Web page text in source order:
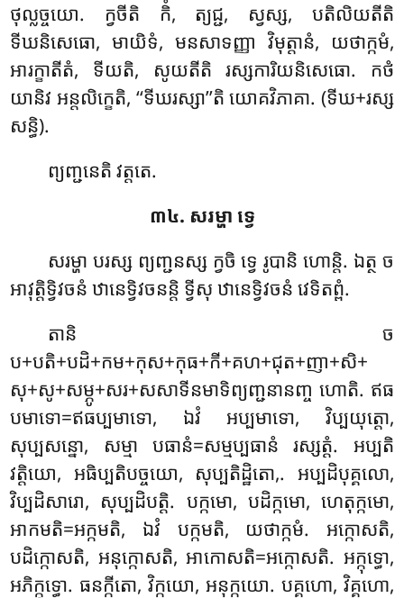
ថុល្លច្ចយោ. ក្វចីតិ កិំ, ត្យជ្ជ, ស្វស្ស, បតិលិយតីតិ
ទីឃនិសេធោ, មាយិទំ, មនសាទញ្ញា វិមុត្តានំ, យថាក្កមំ,
អារក្ខាតីតំ, ទីយតិ, សូយតីតិ រស្សការិយនិសេធោ. កថំ
យានិវ អន្តលិក្ខេតិ, ‘‘ទីឃរស្សា’’តិ យោគវិភាគា. (ទីឃ+រស្ស
សន្ធិ).
ព្យញ្ជនេតិ វត្តតេ.
៣៤. សរម្ហា ទ្វេ
សរម្ហា បរស្ស ព្យញ្ជនស្ស ក្វចិ ទ្វេ រូបានិ ហោន្តិ. ឯត្ថ ច
អាវុត្តិទ្វិវចនំ ឋានេទ្វិវចនន្តិ ទ្វីសុ ឋានេទ្វិវចនំ វេទិតព្ពំ.
តានិ ច
ប+បតិ+បដិ+កម+កុស+កុធ+កី+គហ+ជុត+ញា+សិ+
សុ+សូ+សម្ភូ+សរ+សសាទីនមាទិព្យញ្ជនានញ្ច ហោតិ. ឥធ
បមាទោ=ឥធប្បមាទោ, ឯវំ អប្បមាទោ, វិប្បយុត្តោ,
សុប្បសន្នោ, សម្មា បធានំ=សម្មប្បធានំ រស្សត្តំ. អប្បតិ
វត្តិយោ, អធិប្បតិបច្ចយោ, សុប្បតិដ្ឋិតោ,. អប្បដិបុគ្គលោ,
វិប្បដិសារោ, សុប្បដិបត្តិ. បក្កមោ, បដិក្កមោ, ហេតុក្កមោ,
អាកមតិ=អក្កមតិ, ឯវំ បក្កមតិ, យថាក្កមំ. អក្កោសតិ,
បដិក្កោសតិ, អនុក្កោសតិ, អាកោសតិ=អក្កោសតិ. អក្កុទ្ធោ,
អភិក្កុទ្ធោ. ធនក្កីតោ, វិក្កយោ, អនុក្កយោ. បគ្គហោ, វិគ្គហោ,